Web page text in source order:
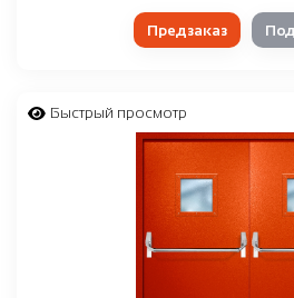
Предзаказ
Быстрый просмотр